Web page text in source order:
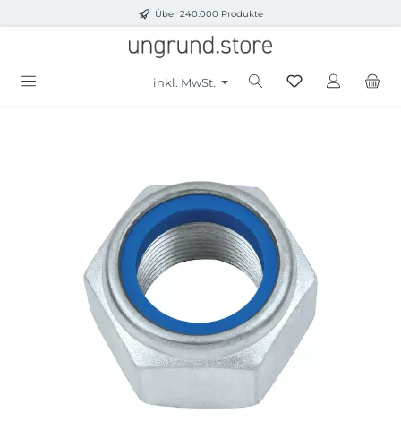
Zum Hauptinhalt springenÜber 240.000 Produkte
inkl. MwSt.